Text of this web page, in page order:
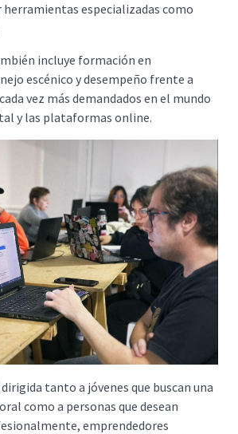
especializadas como
incluye formación en
escénico y desempeño frente a
vez más demandados en el mundo
y las plataformas online.
tanto a jóvenes que buscan una
como a personas que desean
emprendedores